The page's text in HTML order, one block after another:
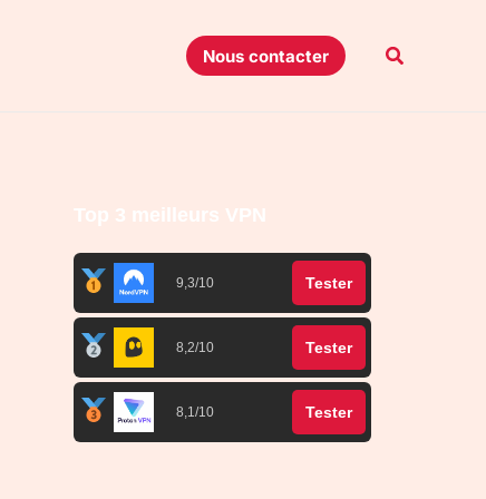
Nous contacter
Top 3 meilleurs VPN
9,3/10 Tester
8,2/10 Tester
8,1/10 Tester